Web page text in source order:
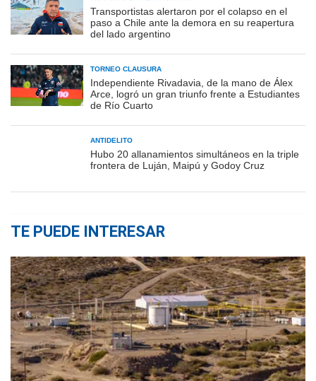
Transportistas alertaron por el colapso en el
paso a Chile ante la demora en su reapertura
del lado argentino
TORNEO CLAUSURA
Independiente Rivadavia, de la mano de Álex
Arce, logró un gran triunfo frente a Estudiantes
de Río Cuarto
ANTIDELITO
Hubo 20 allanamientos simultáneos en la triple
frontera de Luján, Maipú y Godoy Cruz
TE PUEDE INTERESAR